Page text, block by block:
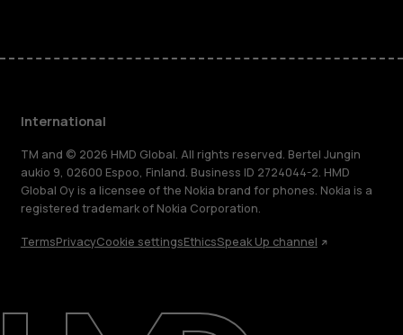
Repair, reuse, recycle
International
TM and © 2026 HMD Global. All rights reserved. Bertel Jungin
aukio 9, 02600 Espoo, Finland. Business ID 2724044-2. HMD
Global Oy is a licensee of the Nokia brand for phones. Nokia is a
registered trademark of Nokia Corporation.
TermsPrivacyCookie settingsEthicsSpeak Up channel